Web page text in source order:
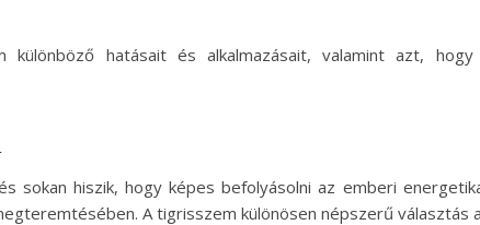
különböző hatásait és alkalmazásait, valamint azt,
sokan hiszik, hogy képes befolyásolni az emberi
A tigrisszem különösen népszerű választás